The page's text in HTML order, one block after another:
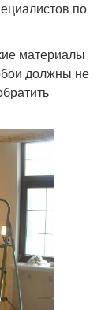
по
материалы
должны не